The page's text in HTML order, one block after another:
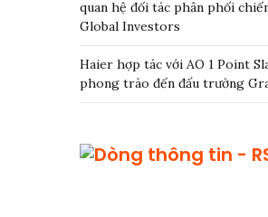
quan hệ đối tác phân phối
Global Investors
Haier hợp tác với AO 1 Point
phong trào đến đấu trường